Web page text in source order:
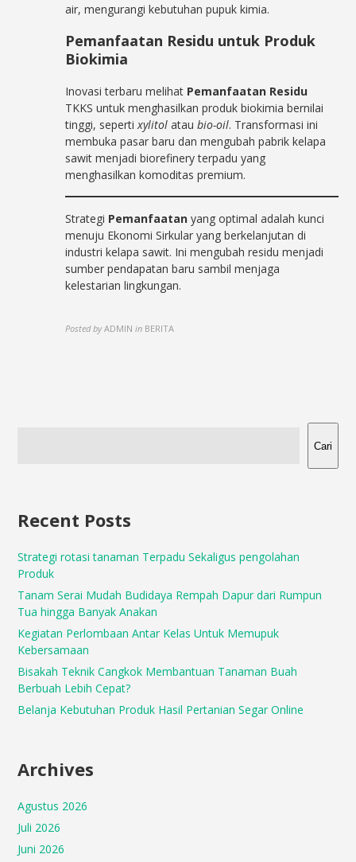
air, mengurangi kebutuhan pupuk kimia.
Pemanfaatan Residu untuk Produk
Biokimia
Inovasi terbaru melihat Pemanfaatan Residu
TKKS untuk menghasilkan produk biokimia bernilai
tinggi, sepertixylitol ataubio-oil. Transformasi ini
membuka pasar baru dan mengubah pabrik kelapa
sawit menjadi biorefinery terpadu yang
menghasilkan komoditas premium.
Strategi Pemanfaatanyang optimal adalah kunci
menuju Ekonomi Sirkular yang berkelanjutan di
industri kelapa sawit. Ini mengubah residu menjadi
sumber pendapatan baru sambil menjaga
kelestarian lingkungan.
Posted by ADMIN in BERITA
Cari
Recent Posts
Strategi rotasi tanaman Terpadu Sekaligus pengolahan
Produk
Tanam Serai Mudah Budidaya Rempah Dapur dari Rumpun
Tua hingga Banyak Anakan
Kegiatan Perlombaan Antar Kelas Untuk Memupuk
Kebersamaan
Bisakah Teknik Cangkok Membantuan Tanaman Buah
Berbuah Lebih Cepat?
Belanja Kebutuhan Produk Hasil Pertanian Segar Online
Archives
Agustus 2026
Juli 2026
Juni 2026